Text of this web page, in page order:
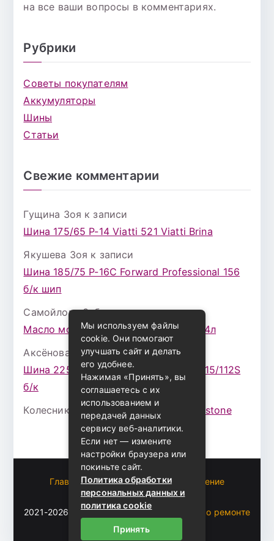
на все ваши вопросы в комментариях.
Рубрики
Советы покупателям
Аккумуляторы
Шины
Статьи
Свежие комментарии
Гущина Зоя к записи
Шина 175/65 Р-14 Viatti 521 Viatti Brina
Якушева Зоя к записи
Шина 185/75 Р-16С Forward Professional 156
б/к шип
Самойлова Забавак записи
Масло моторное ZIC X7 (A+) 10W30 4л
Аксёнова Адельк записи
Шина 225/75 Р-16 Nokian Rotiva HT 115/112S
б/к
Колесникова Аурикак записи Bridgestone
Главная
Пользовательское соглашение
Карта сайта
2021-2026 (c)Автоблог Владомира — все о ремонте
и эксплуатации авто
Мы используем файлы
cookie. Они помогают
улучшать сайт и делать
его удобнее.
Нажимая «Принять», вы
соглашаетесь с их
использованием и
передачей данных
сервису веб-аналитики.
Если нет — измените
настройки браузера или
покиньте сайт.
Политика обработки
персональных данных и
политика cookie
Принять